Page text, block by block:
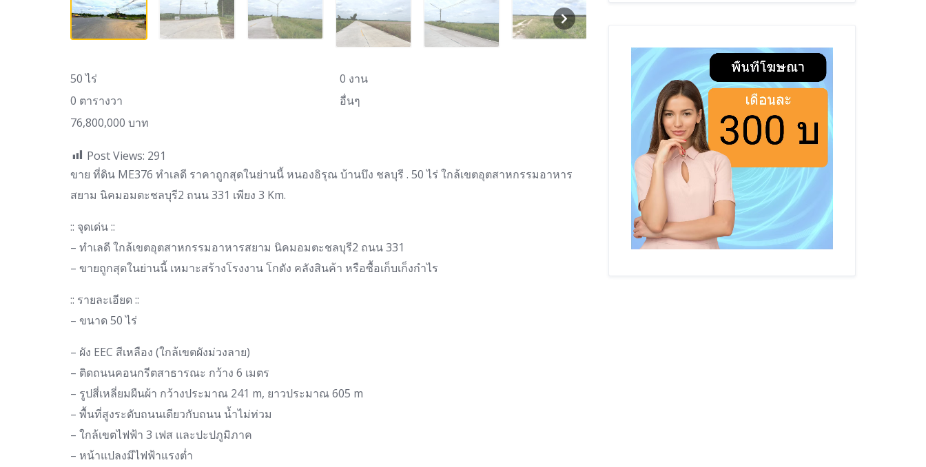
50 ไร่
0 งาน
0 ตารางวา
อื่นๆ
76,800,000 บาท
Post Views: 291
ขาย ที่ดิน ME376 ทำเลดี ราคาถูกสุดในย่านนี้ หนองอิรุณ บ้านบึง ชลบุรี . 50 ไร่ ใกล้เขตอุตสาหกรรมอาหาร
สยาม นิคมอมตะชลบุรี2 ถนน 331 เพียง 3 Km.
:: จุดเด่น ::
– ทำเลดี ใกล้เขตอุตสาหกรรมอาหารสยาม นิคมอมตะชลบุรี2 ถนน 331
– ขายถูกสุดในย่านนี้ เหมาะสร้างโรงงาน โกดัง คลังสินค้า หรือซื้อเก็บเก็งกำไร
:: รายละเอียด ::
– ขนาด 50 ไร่
– ผัง EEC สีเหลือง (ใกล้เขตผังม่วงลาย)
– ติดถนนคอนกรีตสาธารณะ กว้าง 6 เมตร
– รูปสี่เหลี่ยมผืนผ้า กว้างประมาณ 241 m, ยาวประมาณ 605 m
– พื้นที่สูงระดับถนนเดียวกับถนน น้ำไม่ท่วม
– ใกล้เขตไฟฟ้า 3 เฟส และปะปภูมิภาค
– หน้าแปลงมีไฟฟ้าแรงต่ำ